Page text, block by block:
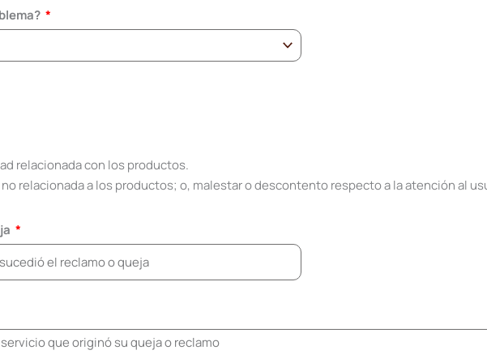
relacionada con los productos.
relacionada a los productos; o, malestar o descontento respecto a la atención al